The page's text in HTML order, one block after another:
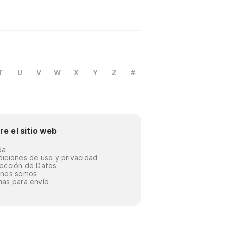
U V W X Y Z #
el sitio web
de uso y privacidad
de Datos
somos
para envío